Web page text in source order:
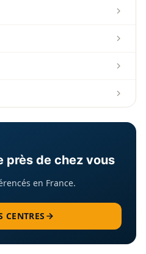
près de chez vous
en France.
CENTRES